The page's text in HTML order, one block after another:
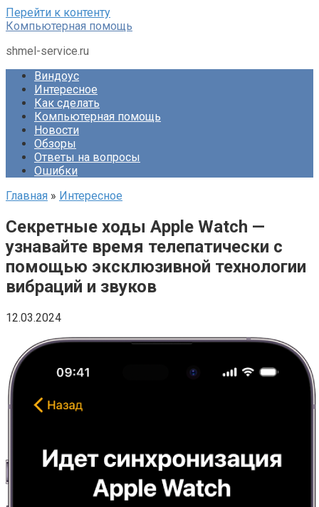
Перейти к контенту
Компьютерная помощь
shmel-service.ru
Виндоус
Интересное
Как сделать
Компьютерная помощь
Новости
Обзоры
Ответы на вопросы
Ошибки
Главная » Интересное
Секретные ходы Apple Watch —
узнавайте время телепатически с
помощью эксклюзивной технологии
вибраций и звуков
12.03.2024